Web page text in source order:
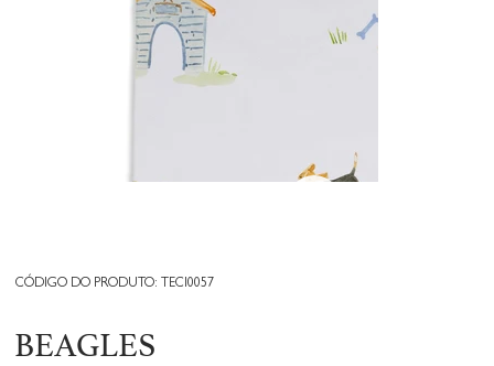
CÓDIGO DO PRODUTO: TECI0057
BEAGLES